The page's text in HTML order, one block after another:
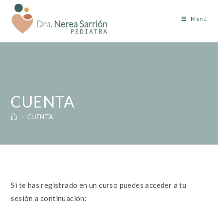
Menú
CUENTA
> CUENTA
Si te has registrado en un curso puedes acceder a tu
sesión a continuación: